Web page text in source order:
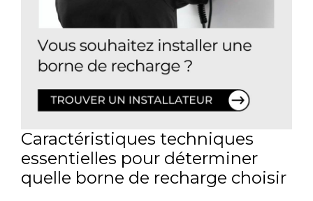
Caractéristiques techniques
essentielles pour déterminer
quelle borne de recharge choisir